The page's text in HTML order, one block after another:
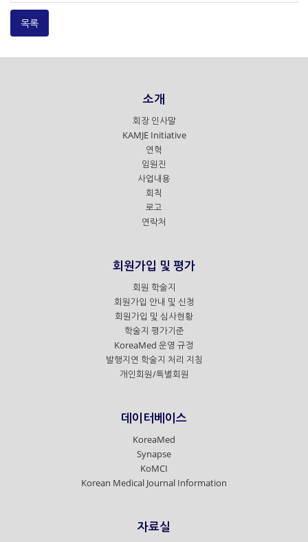
목록
소개
회장 인사말
KAMJE Initiative
연혁
임원진
사업내용
회칙
로고
연락처
회원가입 및 평가
회원 학술지
회원가입 안내 및 신청
회원가입 및 심사현황
학술지 평가기준
KoreaMed 운영 규정
발행지연 학술지 처리 지침
개인회원/특별회원
데이터베이스
KoreaMed
Synapse
KoMCI
Korean Medical Journal Information
자료실